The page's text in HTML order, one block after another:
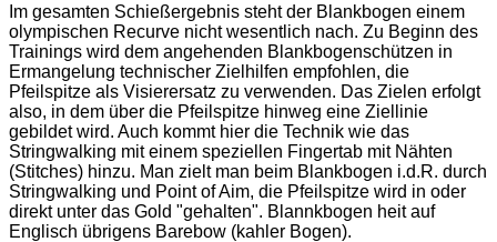
Im gesamten Schießergebnis steht der Blankbogen einem
olympischen Recurve nicht wesentlich nach. Zu Beginn des
Trainings wird dem angehenden Blankbogenschützen in
Ermangelung technischer Zielhilfen empfohlen, die
Pfeilspitze als Visierersatz zu verwenden. Das Zielen erfolgt
also, in dem über die Pfeilspitze hinweg eine Ziellinie
gebildet wird. Auch kommt hier die Technik wie das
Stringwalking mit einem speziellen Fingertab mit Nähten
(Stitches) hinzu. Man zielt man beim Blankbogen i.d.R. durch
Stringwalking und Point of Aim, die Pfeilspitze wird in oder
direkt unter das Gold "gehalten". Blannkbogen heit auf
Englisch übrigens Barebow (kahler Bogen).